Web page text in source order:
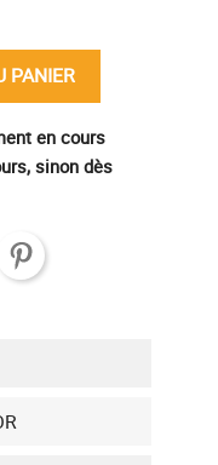
PANIER
en cours
sinon dès